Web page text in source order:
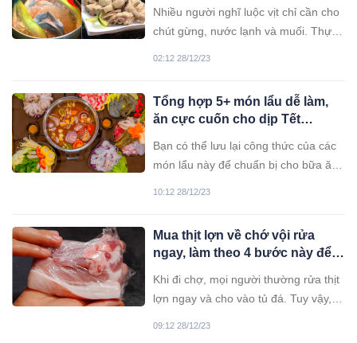
Nhiều người nghĩ luộc vịt chỉ cần cho
chút gừng, nước lạnh và muối. Thực
02:12 28/12/23
Tổng hợp 5+ món lẩu dễ làm,
ăn cực cuốn cho dịp Tết
Bạn có thể lưu lại công thức của các
món lẩu này để chuẩn bị cho bữa ăn
10:12 28/12/23
Mua thịt lợn về chớ vội rửa
ngay, làm theo 4 bước này để
Khi đi chợ, mọi người thường rửa thịt
lợn ngay và cho vào tủ đá. Tuy vậy,
09:12 28/12/23